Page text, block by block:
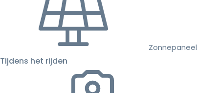
Zonnepaneel
Tijdens het rijden